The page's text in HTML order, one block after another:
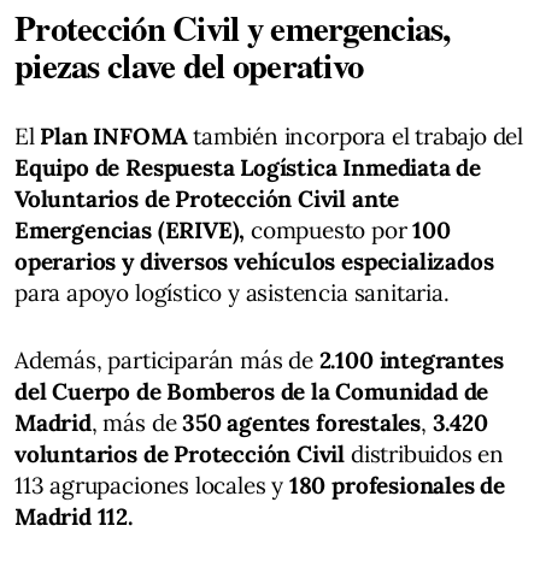
Protección Civil y emergencias,
piezas clave del operativo
El Plan INFOMAtambién incorpora el trabajo del
Equipo de Respuesta Logística Inmediata de
Voluntarios de Protección Civil ante
Emergencias (ERIVE), compuesto por100
operarios y diversos vehículos especializados
para apoyo logístico y asistencia sanitaria.
Además, participarán más de 2.100 integrantes
del Cuerpo de Bomberos de la Comunidad de
Madrid, más de350 agentes forestales, 3.420
voluntarios de Protección Civil distribuidos en
113 agrupaciones locales y 180 profesionales de
Madrid 112.